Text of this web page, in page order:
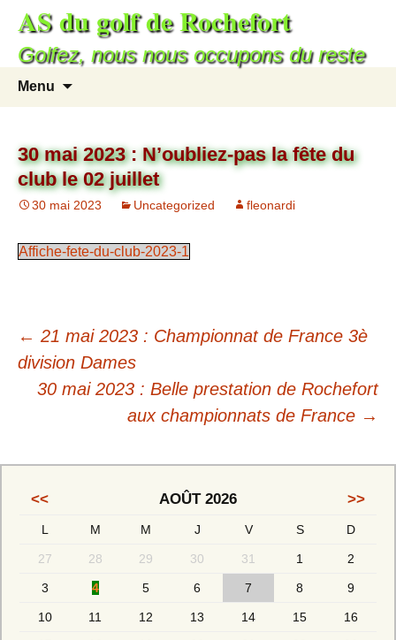
contenu
AS du golf de Rochefort
Golfez, nous nous occupons du reste
Menu
30 mai 2023 : N’oubliez-pas la fête du
club le 02 juillet
30 mai 2023 Uncategorized fleonardi
Affiche-fete-du-club-2023-1
Navigation
des
articles
← 21 mai 2023 : Championnat de France 3è
division Dames
30 mai 2023 : Belle prestation de Rochefort
aux championnats de France →
<< AOÛT 2026 >>
L M M J V S D
27 28 29 30 31 1 2
3 4 5 6 7 8 9
10 11 12 13 14 15 16